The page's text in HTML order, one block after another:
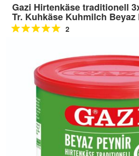
Gazi Hirtenkäse traditionell
Tr. Kuhkäse Kuhmilch Beyaz
2